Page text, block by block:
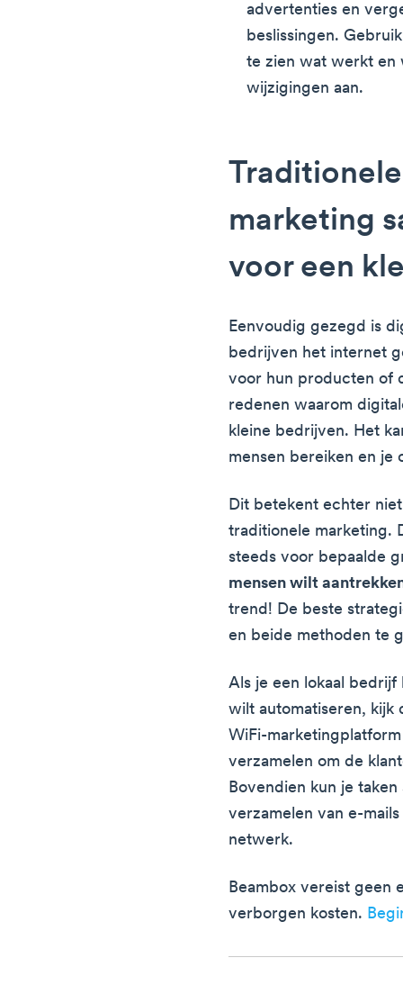
advertenties en
beslissingen.
te zien wat werkt en
wijzigingen aan.
marketing
voor een
Eenvoudig gezegd is
bedrijven het internet
voor hun producten of
redenen waarom
kleine bedrijven. Het
mensen bereiken en je
Dit betekent echter
traditionele marketing.
steeds voor bepaalde
mensen wilt
trend! De beste
en beide methoden te
Als je een lokaal
wilt automatiseren, kijk
WiFi-
verzamelen om de
Bovendien kun je
verzamelen van e-
netwerk.
Beambox vereist geen
verborgen kosten.